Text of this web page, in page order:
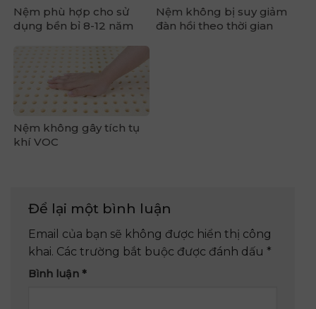
Nệm phù hợp cho sử
dụng bền bỉ 8-12 năm
Nệm không bị suy giảm
đàn hồi theo thời gian
Nệm không gây tích tụ
khí VOC
Để lại một bình luận
Email của bạn sẽ không được hiển thị công
khai. Các trường bắt buộc được đánh dấu *
Bình luận *